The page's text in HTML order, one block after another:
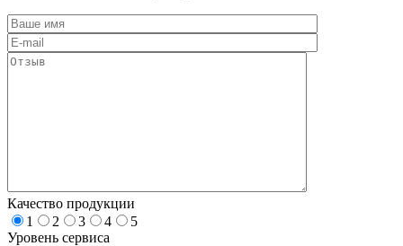
Качество продукции
1
2 3 4
5
Уровень сервиса